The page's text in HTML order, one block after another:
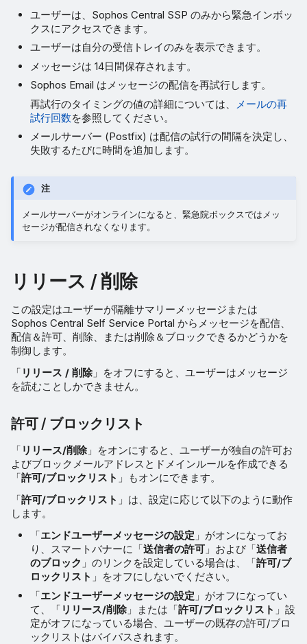
ユーザーは、Sophos Central SSP のみから緊急インボッ
クスにアクセスできます。
ユーザーは自分の受信トレイのみを表示できます。
メッセージは 14日間保存されます。
Sophos Email はメッセージの配信を再試行します。
再試行のタイミングの値の詳細については、
メールの再
試行回数を参照してください。
メールサーバー (Postfix) は配信の試行の間隔を決定し、
失敗するたびに時間を追加します。
注
メールサーバーがオンラインになると、緊急院ボックスではメッ
セージが配信されなくなります。
リリース / 削除
この設定はユーザーが隔離サマリーメッセージまたは
Sophos Central Self Service Portal からメッセージを配信、
配信＆許可、削除、または削除＆ブロックできるかどうかを
制御します。
「 リリース / 削除 」をオフにすると、ユーザーはメッセージ
を読むことしかできません。
許可 / ブロックリスト
「 リリース/削除 」をオンにすると、ユーザーが独自の許可お
よびブロックメールアドレスとドメインルールを作成できる
「許可/ブロックリスト 」もオンにできます。
「許可/ブロックリスト 」は、設定に応じて以下のように動作
します。
「エンドユーザーメッセージの設定 」がオンになってお
り、スマートバナーに「送信者の許可 」および「送信者
のブロック 」のリンクを設定している場合は、「許可/ブ
ロックリスト 」をオフにしないでください。
「エンドユーザーメッセージの設定 」がオフになってい
て、「 リリース/削除 」または「許可/ブロックリスト 」設
定がオフになっている場合、ユーザーの既存の許可/ブロ
ックリストはバイパスされます。